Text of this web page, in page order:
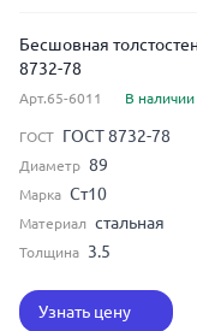
Бесшовная
8732-78
Арт.65-6011 В наличии
ГОСТ ГОСТ 8732-78
Диаметр 89
Марка Ст10
Материал стальная
Толщина 3.5
Узнать цену